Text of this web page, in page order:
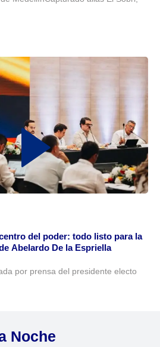
del poder: todo listo para la
Abelardo De la Espriella
por prensa del presidente electo
Noche